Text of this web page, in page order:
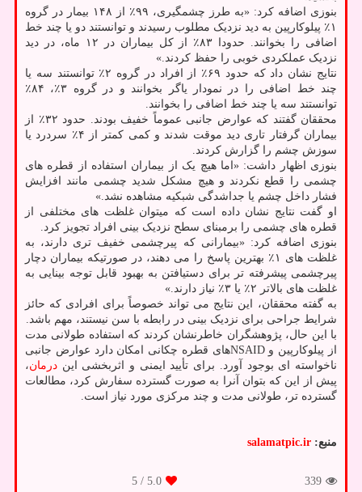
بنوزی اضافه کرد: «به طرز چشمگیری، ۹۹٪ از ۱۴۸ بیمار در گروه
۱٪ پیلوکارپین به دید نزدیک مطلوب رسیدند و توانستند دو یا چند خط
اضافی را بخوانند. حدودا ۸۳٪ از کل بیماران در ۱۲ ماه، در دید
نزدیک عملکردی خوبی را حفظ کردند.»
نتایج نشان داد که حدود ۶۹٪ از افراد در گروه ۲٪ توانستند سه یا
چند خط اضافی را در نمودار یاگر بخوانند و در گروه ۳٪، ۸۴٪
توانستند سه یا چند خط اضافی را بخوانند.
محققان گفتند که عوارض جانبی عموماً خفیف بودند. حدود ۳۲٪ از
بیماران گرفتار تاری دید موقت شدند و کمی کمتر از ۴٪ سردرد یا
سوزش چشم را گزارش کردند.
بنوزی اظهار داشت: «اما هیچ یک از بیماران استفاده از قطره های
چشمی را قطع نکردند و هیچ مشکل شدید چشمی مانند افزایش
فشار داخل چشم یا جداشدگی شبکیه مشاهده نشد.»
او گفت نتایج نشان داده است که میتوان غلظت های مختلفی از
قطره های چشمی را برمبنای سطح نزدیک بینی افراد تجویز کرد.
بنوزی اضافه کرد: «بیمارانی که پیرچشمی خفیف تری دارند، به
غلظت های ۱٪ بهترین پاسخ را می دهند، در صورتیکه بیماران دچار
پیرچشمی پیشرفته تر برای دستیافتن به بهبود قابل توجه بینایی به
غلظت های بالاتر ۲٪ یا ۳٪ نیاز دارند.»
به گفته محققان، این نتایج می تواند خصوصاً برای افرادی که حائز
شرایط جراحی برای نزدیک بینی در رابطه با سن نیستند، مهم باشد.
با این حال، پژوهشگران خاطرنشان کردند که استفاده طولانی مدت
از پیلوکارپین و NSAIDهای قطره چکانی امکان دارد عوارض جانبی
ناخواسته ای بوجود آورد. برای تأیید ایمنی و اثربخشی این درمان،
پیش از این که بتوان آنرا به صورت گسترده سفارش کرد، مطالعات
گسترده تر، طولانی مدت و چند مرکزی مورد نیاز است.
منبع: salamatpic.ir
339
5.0
/ 5